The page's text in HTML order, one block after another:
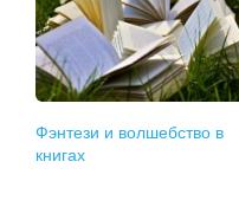
Фэнтези и волшебство в
книгах